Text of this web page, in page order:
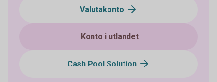
Valutakonto
Konto i utlandet
Cash Pool Solution